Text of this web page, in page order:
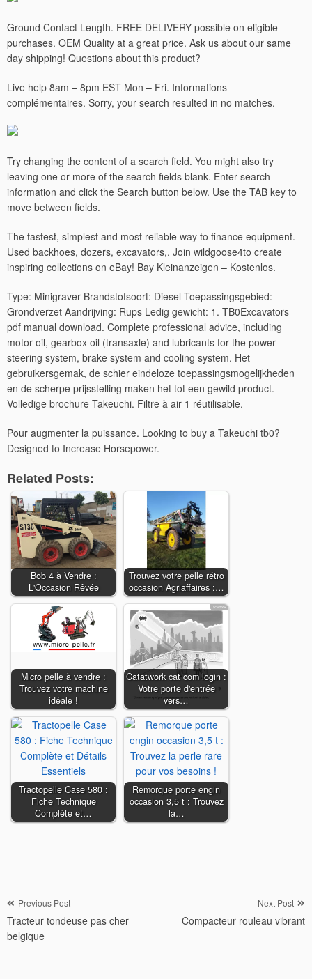
Ground Contact Length. FREE DELIVERY possible on eligible
purchases. OEM Quality at a great price. Ask us about our same
day shipping! Questions about this product?
Live help 8am – 8pm EST Mon – Fri. Informations
complémentaires. Sorry, your search resulted in no matches.
Try changing the content of a search field. You might also try
leaving one or more of the search fields blank. Enter search
information and click the Search button below. Use the TAB key to
move between fields.
The fastest, simplest and most reliable way to finance equipment.
Used backhoes, dozers, excavators,. Join wildgoose4to create
inspiring collections on eBay! Bay Kleinanzeigen – Kostenlos.
Type: Minigraver Brandstofsoort: Diesel Toepassingsgebied:
Grondverzet Aandrijving: Rups Ledig gewicht: 1. TB0Excavators
pdf manual download. Complete professional advice, including
motor oil, gearbox oil (transaxle) and lubricants for the power
steering system, brake system and cooling system. Het
gebruikersgemak, de schier eindeloze toepassingsmogelijkheden
en de scherpe prijsstelling maken het tot een gewild product.
Volledige brochure Takeuchi. Filtre à air 1 réutilisable.
Pour augmenter la puissance. Looking to buy a Takeuchi tb0?
Designed to Increase Horsepower.
Related Posts:
Bob 4 à Vendre :
L'Occasion Rêvée
Trouvez votre pelle rétro
occasion Agriaffaires :…
Micro pelle à vendre :
Trouvez votre machine
idéale !
Catatwork cat com login :
Votre porte d'entrée
vers…
Tractopelle Case 580 :
Fiche Technique
Complète et…
Remorque porte engin
occasion 3,5 t : Trouvez
la…
Navigation
de
l’article
Previous Post
Tracteur tondeuse pas cher
belgique
Next Post
Compacteur rouleau vibrant